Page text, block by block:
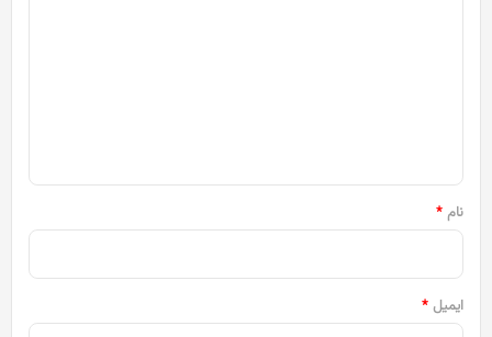
نام *
ایمیل *